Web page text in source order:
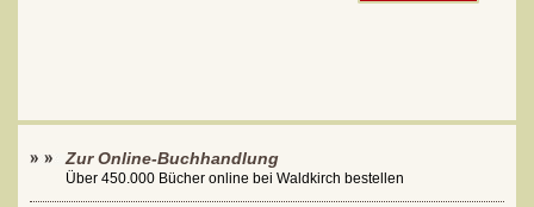
Zur Online-Buchhandlung
Über 450.000 Bücher online bei Waldkirch bestellen